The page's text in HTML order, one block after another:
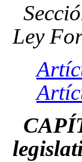
Ley